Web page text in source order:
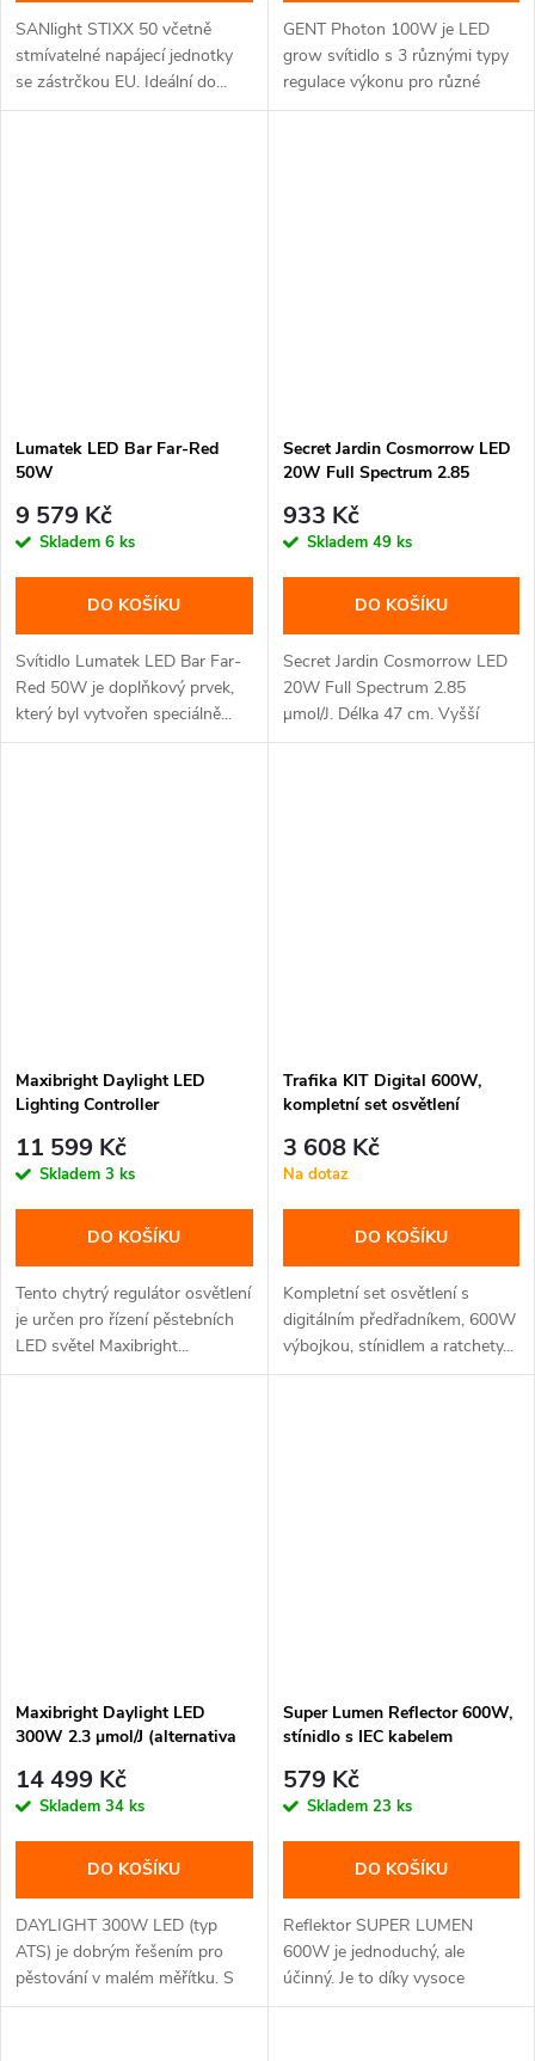
SANlight STIXX 50 včetně
stmívatelné napájecí jednotky
se zástrčkou EU. Ideální do...
GENT Photon 100W je LED
grow svítidlo s 3 různými typy
regulace výkonu pro různé
typy...
Lumatek LED Bar Far-Red
50W
9 579 Kč
Skladem 6 ks
DO KOŠÍKU
Svítidlo Lumatek LED Bar Far-
Red 50W je doplňkový prvek,
který byl vytvořen speciálně...
Secret Jardin Cosmorrow LED
20W Full Spectrum 2.85
933 Kč
Skladem 49 ks
DO KOŠÍKU
Secret Jardin Cosmorrow LED
20W Full Spectrum 2.85
µmol/J. Délka 47 cm. Vyšší
účinnost....
Maxibright Daylight LED
Lighting Controller
11 599 Kč
Skladem 3 ks
DO KOŠÍKU
Tento chytrý regulátor osvětlení
je určen pro řízení pěstebních
LED světel Maxibright...
Trafika KIT Digital 600W,
kompletní set osvětlení
3 608 Kč
Na dotaz
DO KOŠÍKU
Kompletní set osvětlení s
digitálním předřadníkem, 600W
výbojkou, stínidlem a ratchety...
Maxibright Daylight LED
300W 2.3 μmol/J (alternativa
14 499 Kč
Skladem 34 ks
DO KOŠÍKU
DAYLIGHT 300W LED (typ
ATS) je dobrým řešením pro
pěstování v malém měřítku. S
celkovým...
Super Lumen Reflector 600W,
stínidlo s IEC kabelem
579 Kč
Skladem 23 ks
DO KOŠÍKU
Reflektor SUPER LUMEN
600W je jednoduchý, ale
účinný. Je to díky vysoce
reflexnímu...